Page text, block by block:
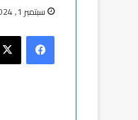
سبتمبر 1, 2024
فيسبوك